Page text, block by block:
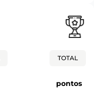
TOTAL
pontos